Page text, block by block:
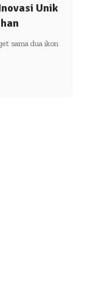
Unik
sama dua ikon